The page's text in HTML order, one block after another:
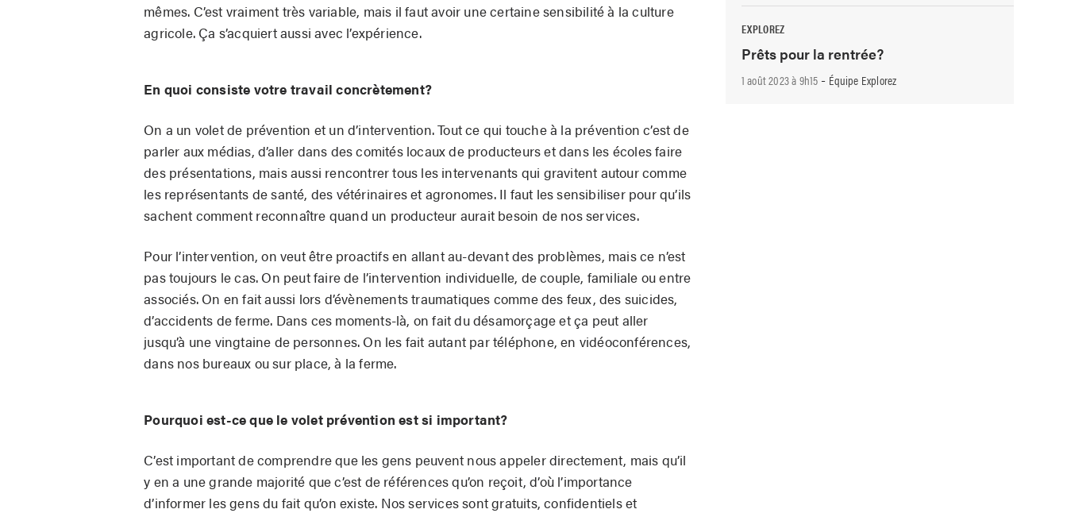
mêmes. C’est vraiment très variable, mais il faut avoir une certaine sensibilité à la culture
agricole. Ça s’acquiert aussi avec l’expérience.
En quoi consiste votre travail concrètement?
On a un volet de prévention et un d’intervention. Tout ce qui touche à la prévention c’est de
parler aux médias, d’aller dans des comités locaux de producteurs et dans les écoles faire
des présentations, mais aussi rencontrer tous les intervenants qui gravitent autour comme
les représentants de santé, des vétérinaires et agronomes. Il faut les sensibiliser pour qu’ils
sachent comment reconnaître quand un producteur aurait besoin de nos services.
Pour l’intervention, on veut être proactifs en allant au-devant des problèmes, mais ce n’est
pas toujours le cas. On peut faire de l’intervention individuelle, de couple, familiale ou entre
associés. On en fait aussi lors d’évènements traumatiques comme des feux, des suicides,
d’accidents de ferme. Dans ces moments-là, on fait du désamorçage et ça peut aller
jusqu’à une vingtaine de personnes. On les fait autant par téléphone, en vidéoconférences,
dans nos bureaux ou sur place, à la ferme.
Pourquoi est-ce que le volet prévention est si important?
C’est important de comprendre que les gens peuvent nous appeler directement, mais qu’il
y en a une grande majorité que c’est de références qu’on reçoit, d’où l’importance
d’informer les gens du fait qu’on existe. Nos services sont gratuits, confidentiels et
EXPLOREZ
Prêts pour la rentrée?
1 août 2023 à 9h15 - Équipe Explorez